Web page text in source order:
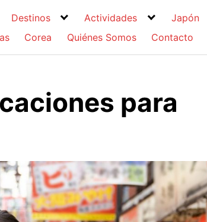
Destinos Actividades
Japón
Corea Quiénes Somos Contacto
para